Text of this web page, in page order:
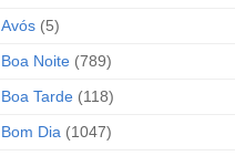
Avós (5)
Boa Noite (789)
Boa Tarde (118)
Bom Dia (1047)